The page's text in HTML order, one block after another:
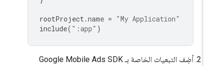
rootProject.name = "My Application"
include (":app"
أضِف التبعيات الخاصة بـGoogle Mobile Ads SDK